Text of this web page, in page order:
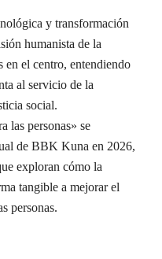
y transformación
humanista de la
en el centro, entendiendo
al servicio de la
social.
las personas» se
de BBK Kuna en 2026,
exploran cómo la
tangible a mejorar el
personas.